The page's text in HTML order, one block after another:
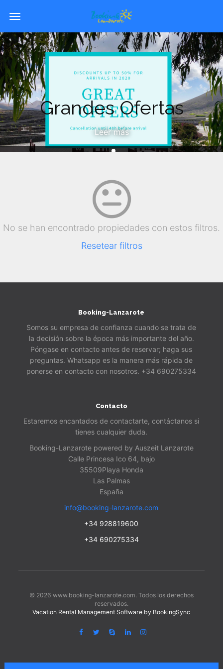
Navegación
alternar
Grandes Ofertas
Leer más
No se han encontrado propiedades con estos filtros.
Resetear filtros
Booking-Lanzarote
Somos su empresa de confianza cuando se trata de
la decisión sobre la época más importante del año.
Póngase en contacto antes de reservar; haga sus
preguntas. Whatsapp es la manera más rápida de
ponerse en contacto con nosotros. +34 690275334
Contacto
Estaremos encantados de contactarte, contáctanos si
tienes cualquier duda.
Booking-Lanzarote powered by Auszeit Lanzarote
Calle Princesa Ico 64, bajo
35509Playa Honda
Las Palmas
España
info@booking-lanzarote.com
+34 928819600
+34 690275334
© 2026 www.booking-lanzarote.com. Todos los derechos
reservados.
Vacation Rental Management Software by BookingSync